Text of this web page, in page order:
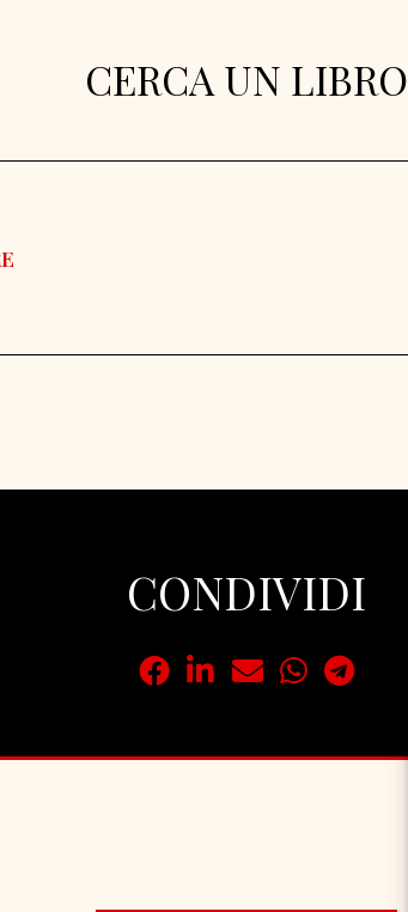
CERCA UN LIBRO
CONDIVIDI